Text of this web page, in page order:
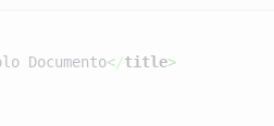
Documento</title>